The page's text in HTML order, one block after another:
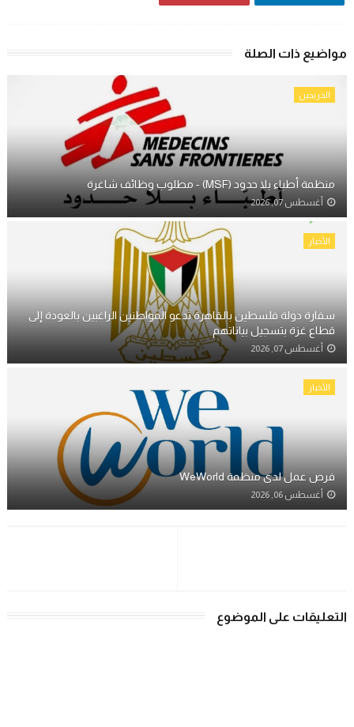
مواضيع ذات الصلة
الخريجين
منظمة أطباء بلا حدود (MSF) - مطلوب وظائف شاغرة
أغسطس 07, 2026
الأخبار
سفارة دولة فلسطين بالقاهرة تدعو المواطنين الراغبين بالعودة إلى
قطاع غزة بتسجيل بياناتهم
أغسطس 07, 2026
الأخبار
فرص عمل لدى منظمة WeWorld
أغسطس 06, 2026
التعليقات على الموضوع